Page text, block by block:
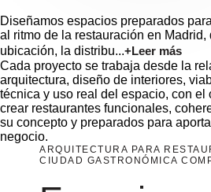
Diseñamos espacios preparados
al ritmo de la restauración en Madrid,
ubicación, la distribu...+Leer más
Cada proyecto se trabaja desde la
arquitectura, diseño de interiores,
técnica y uso real del espacio, con el
crear restaurantes funcionales,
su concepto y preparados para
negocio.
ARQUITECTURA PARA
CIUDAD GASTRONÓMICA